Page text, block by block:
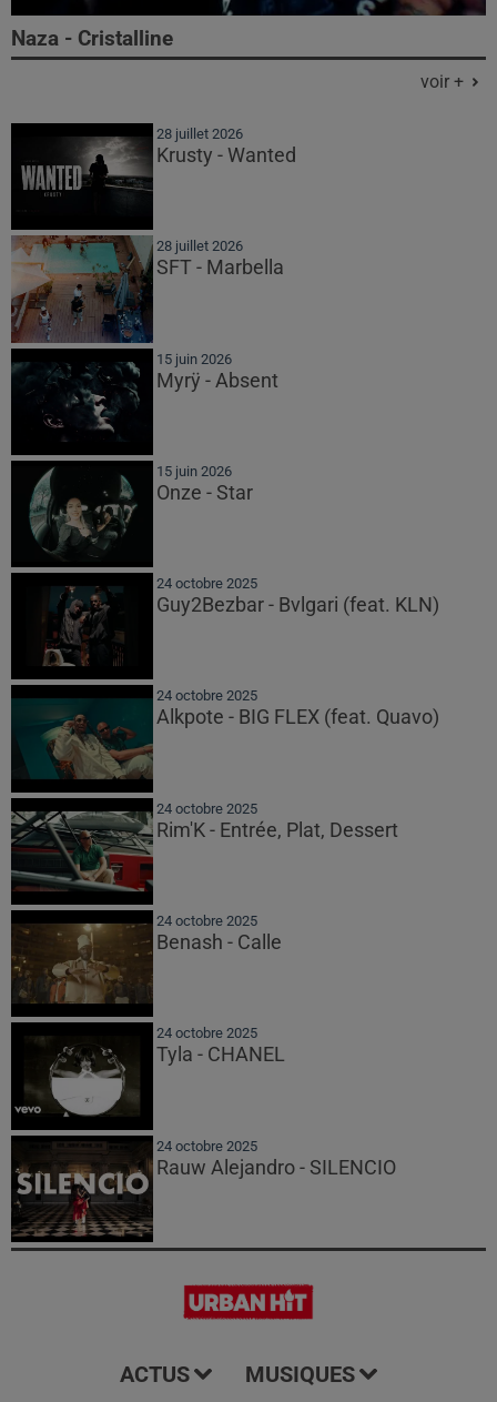
Naza - Cristalline
voir +
28 juillet 2026
Krusty - Wanted
28 juillet 2026
SFT - Marbella
15 juin 2026
Myrÿ - Absent
15 juin 2026
Onze - Star
24 octobre 2025
Guy2Bezbar - Bvlgari (feat. KLN)
24 octobre 2025
Alkpote - BIG FLEX (feat. Quavo)
24 octobre 2025
Rim'K - Entrée, Plat, Dessert
24 octobre 2025
Benash - Calle
24 octobre 2025
Tyla - CHANEL
24 octobre 2025
Rauw Alejandro - SILENCIO
ACTUS MUSIQUES